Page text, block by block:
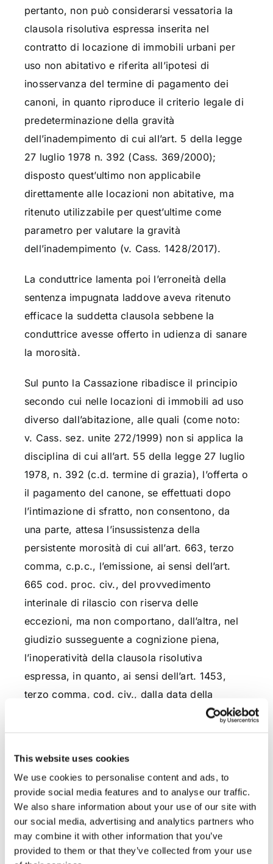
This website uses cookies
We use cookies to personalise content and ads, to
provide social media features and to analyse our traffic.
We also share information about your use of our site with
our social media, advertising and analytics partners who
may combine it with other information that you’ve
provided to them or that they’ve collected from your use
pertanto, non può considerarsi vessatoria la
clausola risolutiva espressa inserita nel
contratto di locazione di immobili urbani per
uso non abitativo e riferita all’ipotesi di
inosservanza del termine di pagamento dei
canoni, in quanto riproduce il criterio legale di
predeterminazione della gravità
dell’inadempimento di cui all’art. 5 della legge
27 luglio 1978 n. 392 (Cass. 369/2000);
disposto quest’ultimo non applicabile
direttamente alle locazioni non abitative, ma
ritenuto utilizzabile per quest’ultime come
parametro per valutare la gravità
dell’inadempimento (v. Cass. 1428/2017).
La conduttrice lamenta poi l’erroneità della
sentenza impugnata laddove aveva ritenuto
efficace la suddetta clausola sebbene la
conduttrice avesse offerto in udienza di sanare
la morosità.
Sul punto la Cassazione ribadisce il principio
secondo cui nelle locazioni di immobili ad uso
diverso dall’abitazione, alle quali (come noto:
v. Cass. sez. unite 272/1999) non si applica la
disciplina di cui all’art. 55 della legge 27 luglio
1978, n. 392 (c.d. termine di grazia), l’offerta o
il pagamento del canone, se effettuati dopo
l’intimazione di sfratto, non consentono, da
una parte, attesa l’insussistenza della
persistente morosità di cui all’art. 663, terzo
comma, c.p.c., l’emissione, ai sensi dell’art.
665 cod. proc. civ., del provvedimento
interinale di rilascio con riserva delle
eccezioni, ma non comportano, dall’altra, nel
giudizio susseguente a cognizione piena,
l’inoperatività della clausola risolutiva
espressa, in quanto, ai sensi dell’art. 1453,
terzo comma, cod. civ., dalla data della
domanda – che è quella già avanzata ex art.
adempiere (conf. Cass. 13248/2010).
Per tali motivi il Collegio ha respinto il ricorso.
Avv. Gavril Zaccaria